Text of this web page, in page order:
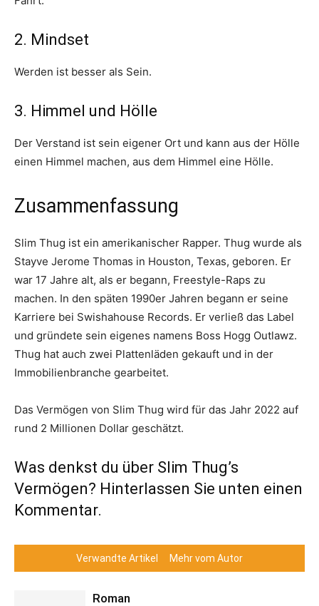
2. Mindset
Werden ist besser als Sein.
3. Himmel und Hölle
Der Verstand ist sein eigener Ort und kann aus der Hölle
einen Himmel machen, aus dem Himmel eine Hölle.
Zusammenfassung
Slim Thug ist ein amerikanischer Rapper. Thug wurde als
Stayve Jerome Thomas in Houston, Texas, geboren. Er
war 17 Jahre alt, als er begann, Freestyle-Raps zu
machen. In den späten 1990er Jahren begann er seine
Karriere bei Swishahouse Records. Er verließ das Label
und gründete sein eigenes namens Boss Hogg Outlawz.
Thug hat auch zwei Plattenläden gekauft und in der
Immobilienbranche gearbeitet.
Das Vermögen von Slim Thug wird für das Jahr 2022 auf
rund 2 Millionen Dollar geschätzt.
Was denkst du über Slim Thug’s
Vermögen? Hinterlassen Sie unten einen
Kommentar.
Verwandte Artikel Mehr vom Autor
Roman